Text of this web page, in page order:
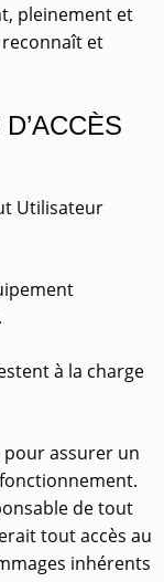
pleinement et
reconnaît et
Utilisateur
à la charge
pour assurer un
de tout
tout accès au
inhérents